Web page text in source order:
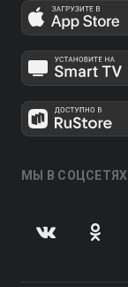
МЫ В СОЦСЕТЯХ